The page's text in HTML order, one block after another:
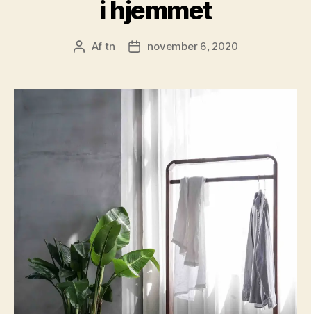
i hjemmet
Indlægsforfatter
Af tn Indlægsdato
november 6, 2020